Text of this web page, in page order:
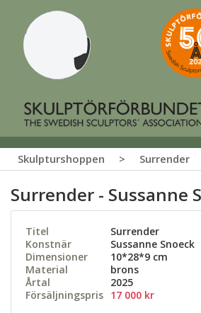
Skulpturshoppen > Surrender
Surrender - Sussanne
Titel
Surrender
Konstnär
Sussanne Snoeck
Dimensioner
10*28*9 cm
Material
brons
Årtal
2025
Försäljningspris 17 000 kr